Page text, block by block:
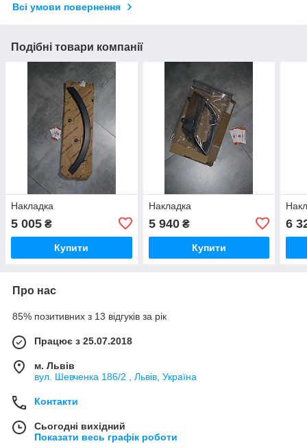
Всі умови повернення
Подібні товари компанії
Накладка
5 005 ₴
Купити
Накладка
5 940₴
Купити
6
Про нас
85% позитивних з 13 відгуків за рік
Працює з 25.07.2018
м. Львів
вул. Шевченка 186/2 , Львів, Україна
Контакти
Сьогодні вихідний
Показати весь графік роботи